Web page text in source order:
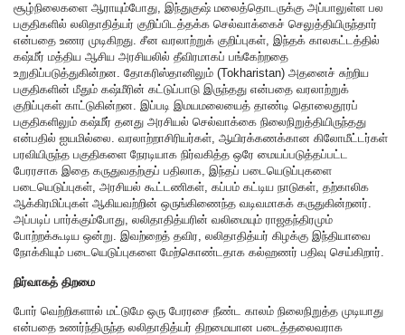
சூழ்நிலைகளை ஆராயும்போது, இந்துகுஷ் மலைத்தொடருக்கு அப்பாலுள்ள பல
பகுதிகளில் லலிதாதித்யர் குறிப்பிடத்தக்க செல்வாக்கைச் செலுத்தியிருந்தார்
என்பதை உணர முடிகிறது. சீன வரலாற்றுக் குறிப்புகள், இந்தக் காலகட்டத்தில்
கஷ்மீர் மத்திய ஆசிய அரசியலில் தீவிரமாகப் பங்கேற்றதை
உறுதிப்படுத்துகின்றன. தோகரிஸ்தானிலும் (Tokharistan) அதனைச் சுற்றிய
பகுதிகளின் மீதும் கஷ்மீரின் கட்டுப்பாடு இருந்தது என்பதை வரலாற்றுக்
குறிப்புகள் காட்டுகின்றன. இப்படி இமயமலையைத் தாண்டி தொலைதூரப்
பகுதிகளிலும் கஷ்மீர் தனது அரசியல் செல்வாக்கை நிலைநிறுத்தியிருந்தது
என்பதில் ஐயமில்லை. வரலாற்றாசிரியர்கள், ஆயிரக்கணக்கான கிலோமீட்டர்கள்
பரவியிருந்த பகுதிகளை நேரடியாக நிர்வகித்த ஒரே மையப்படுத்தப்பட்ட
பேரரசாக இதை கருதுவதற்குப் பதிலாக, இந்தப் படையெடுப்புகளை
படையெடுப்புகள், அரசியல் கூட்டணிகள், கப்பம் கட்டிய நாடுகள், தற்காலிக
ஆக்கிரமிப்புகள் ஆகியவற்றின் ஒருங்கிணைந்த வடிவமாகக் கருதுகின்றனர்.
அப்படிப் பார்க்கும்போது, லலிதாதித்யரின் வலிமையும் ராஜதந்திரமும்
போற்றக்கூடிய ஒன்று. இவற்றைத் தவிர, லலிதாதித்யர் கிழக்கு இந்தியாவை
நோக்கியும் படையெடுப்புகளை மேற்கொண்டதாக கல்ஹணர் பதிவு செய்கிறார்.
நிர்வாகத் திறமை
போர் வெற்றிகளால் மட்டுமே ஒரு பேரரசை நீண்ட காலம் நிலைநிறுத்த முடியாது
என்பதை உணர்ந்திருந்த லலிதாதித்யர் திறமையான படைத்தலைவராக